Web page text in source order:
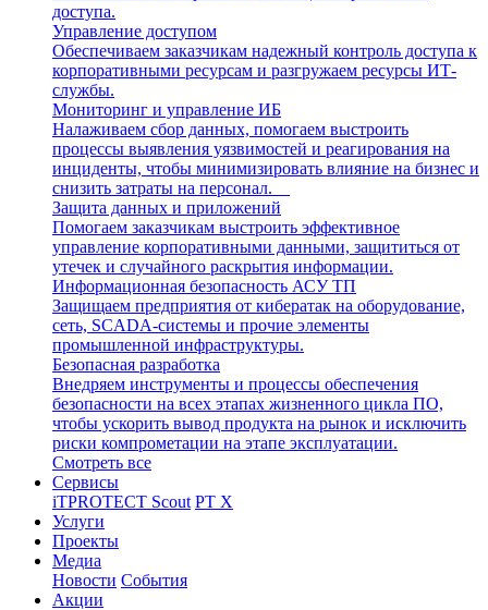
доступа.
Управление доступом
Обеспечиваем заказчикам надежный контроль доступа к
корпоративными ресурсам и разгружаем ресурсы ИТ-
службы.
Мониторинг и управление ИБ
Налаживаем сбор данных, помогаем выстроить
процессы выявления уязвимостей и реагирования на
инциденты, чтобы минимизировать влияние на бизнес и
снизить затраты на персонал.
Защита данных и приложений
Помогаем заказчикам выстроить эффективное
управление корпоративными данными, защититься от
утечек и случайного раскрытия информации.
Информационная безопасность АСУ ТП
Защищаем предприятия от кибератак на оборудование,
сеть, SCADA-системы и прочие элементы
промышленной инфраструктуры.
Безопасная разработка
Внедряем инструменты и процессы обеспечения
безопасности на всех этапах жизненного цикла ПО,
чтобы ускорить вывод продукта на рынок и исключить
риски компрометации на этапе эксплуатации.
Смотреть все
Сервисы
iTPROTECT Scout PT X
Услуги
Проекты
Медиа
Новости События
Акции